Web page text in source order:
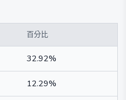
百分比
32.92%
12.29%